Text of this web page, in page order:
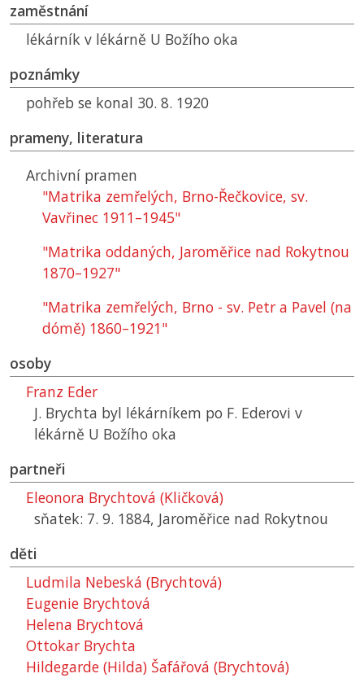
zaměstnání
lékárník v lékárně U Božího oka
poznámky
pohřeb se konal 30. 8. 1920
prameny, literatura
Archivní pramen
"Matrika zemřelých, Brno-Řečkovice, sv.
Vavřinec 1911–1945"
"Matrika oddaných, Jaroměřice nad Rokytnou
1870–1927"
"Matrika zemřelých, Brno - sv. Petr a Pavel (na
dómě) 1860–1921"
osoby
Franz Eder
J. Brychta byl lékárníkem po F. Ederovi v
lékárně U Božího oka
partneři
Eleonora Brychtová (Kličková)
sňatek: 7. 9. 1884, Jaroměřice nad Rokytnou
děti
Ludmila Nebeská (Brychtová)
Eugenie Brychtová
Helena Brychtová
Ottokar Brychta
Hildegarde (Hilda) Šafářová (Brychtová)